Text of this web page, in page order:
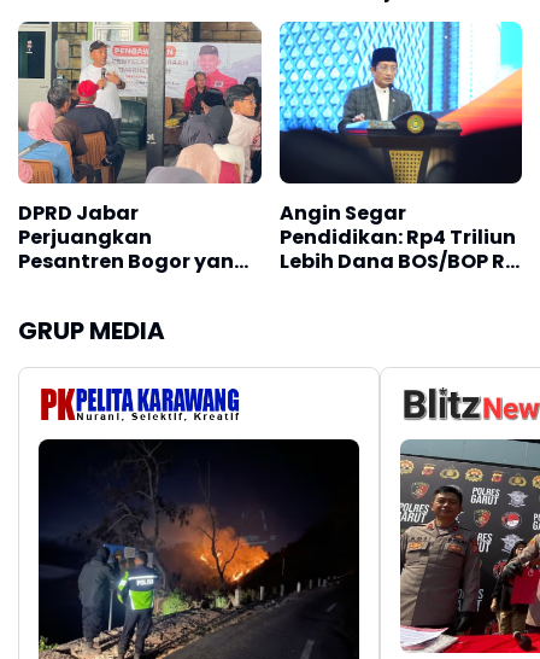
Masyarakat Miskin
Sekolah Dasar Di
Tasikmalaya
DPRD Jabar
Perjuangkan
Pesantren Bogor yang
Angin Segar
Pendidikan: Rp4 Triliun
Lebih Dana BOS/BOP RA
GRUP MEDIA